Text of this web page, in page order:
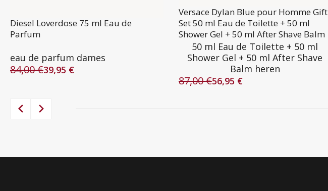
Diesel Loverdose 75 ml Eau de
Parfum
eau de parfum dames
84,00€
Oorspronkelijke
84,00 €.
39,95 €
Huidige
39,95 €.
Versace Dylan Blue pour Homme Gift
Set 50 ml Eau de Toilette + 50 ml
Shower Gel + 50 ml After Shave Balm
50 ml Eau de Toilette + 50 ml
Shower Gel + 50 ml After Shave
Balm heren
87,00€
Oorspronkelijke
56,95 €
Huidige